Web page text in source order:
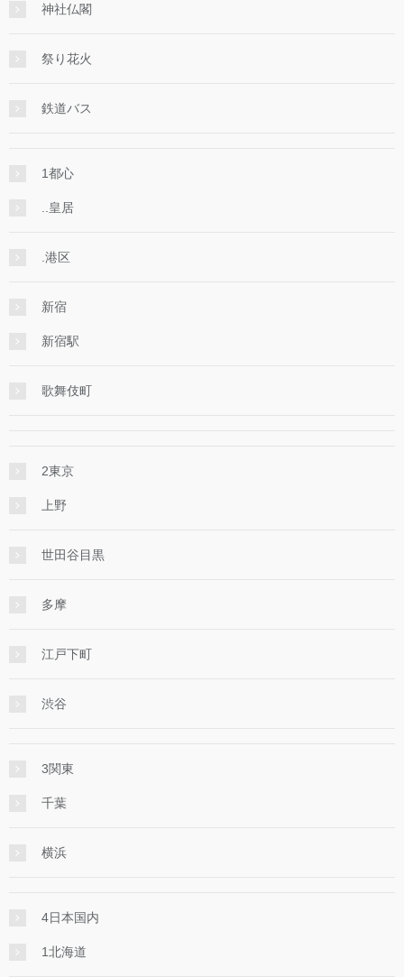
神社仏閣
祭り花火
鉄道バス
1都心
..皇居
.港区
新宿
新宿駅
歌舞伎町
2東京
上野
世田谷目黒
多摩
江戸下町
渋谷
3関東
千葉
横浜
4日本国内
1北海道